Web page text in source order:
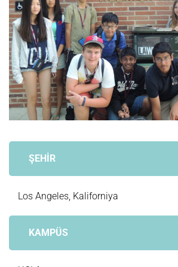
ŞEHİR
Los Angeles, Kaliforniya
KAMPÜS